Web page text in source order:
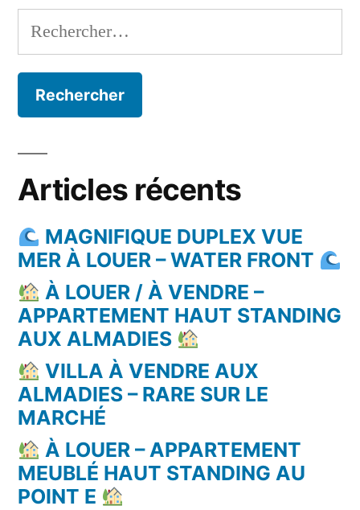
Rechercher :
Articles récents
MAGNIFIQUE DUPLEX VUE
MER À LOUER – WATER FRONT
À LOUER / À VENDRE –
APPARTEMENT HAUT STANDING
AUX ALMADIES
VILLA À VENDRE AUX
ALMADIES – RARE SUR LE
MARCHÉ
À LOUER – APPARTEMENT
MEUBLÉ HAUT STANDING AU
POINT E